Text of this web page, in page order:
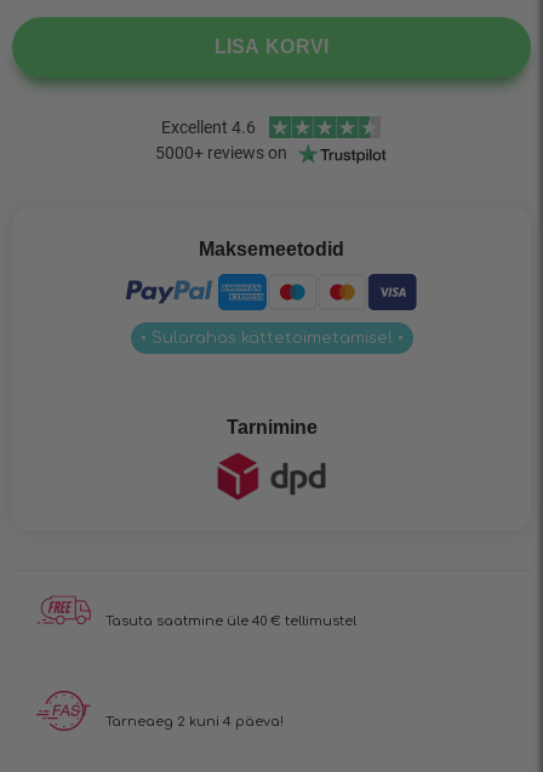
LISA KORVI
Maksemeetodid
• Sularahas kättetoimetamisel •
Tarnimine
Tasuta saatmine üle 40 € tellimustel
Tarneaeg 2 kuni 4 päeva!